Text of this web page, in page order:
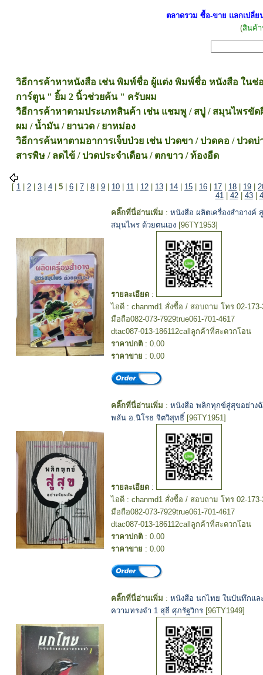
ตลาดรวม ซื้อ-ขาย แลกเปลี่
(สินค้
วิธีการค้าหาหนังสือ เช่น พิมพ์ชื่อ ผู้แต่ง พิมพ์ชื่อ หนังสือ ใน
การ์ตูน " ยิ้ม 2 นิ้วช่วยค้น " ครับผม
วิธีการค้าหาตามประเภทสินค้า เช่น แชมพู / สบู่ / สมุนไพรขัด
ผม / น้ำมัน / ยานวด / ยาหม่อง
วิธีการค้นหาตามอาการเจ็บป่วย เช่น ปวดขา / ปวดคอ / ปวดบ่
สารพิษ / ลดไข้ / ปวดประจำเดือน / ตกขาว / ท้องอืด
[ 1 2 3 4 5 6 7 8 9 10 11 12 13 14 15 16 17 18 19
41| 42| 43|
คลิ๊กที่นี่อ่านเพิ่ม : หนังสือ ผลิตเครื่องสำอางค์
สมุนไพร ด้วยตนเอง [96TY1953]
รายละเอียด :
ไอดี : chanmd1 สั่งซื้อ / สอบถาม โทร 02-173-
มือถือ082-073-7929true061-701-4617
dtac087-013-186112callลูกค้าที่สะดวกโอน
ราคาปกติ : 0.00
ราคาขาย : 0.00
คลิ๊กที่นี่อ่านเพิ่ม : หนังสือ พลิกทุกข์สู่สุขอย่าง
พลัน อ.นิโรธ จิตวิสุทธิ์ [96TY1951]
รายละเอียด :
ไอดี : chanmd1 สั่งซื้อ / สอบถาม โทร 02-173-
มือถือ082-073-7929true061-701-4617
dtac087-013-186112callลูกค้าที่สะดวกโอน
ราคาปกติ : 0.00
ราคาขาย : 0.00
คลิ๊กที่นี่อ่านเพิ่ม : หนังสือ นกไทย ในบันทึกแล
ความทรงจำ 1 สุธี ศุภรัฐวิกร [96TY1949]